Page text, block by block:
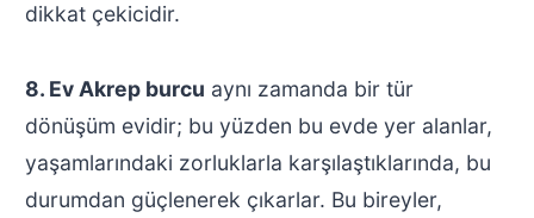
dikkat çekicidir.
8. Ev Akrep burcu aynı zamanda bir tür
dönüşüm evidir; bu yüzden bu evde yer alanlar,
yaşamlarındaki zorluklarla karşılaştıklarında, bu
durumdan güçlenerek çıkarlar. Bu bireyler,